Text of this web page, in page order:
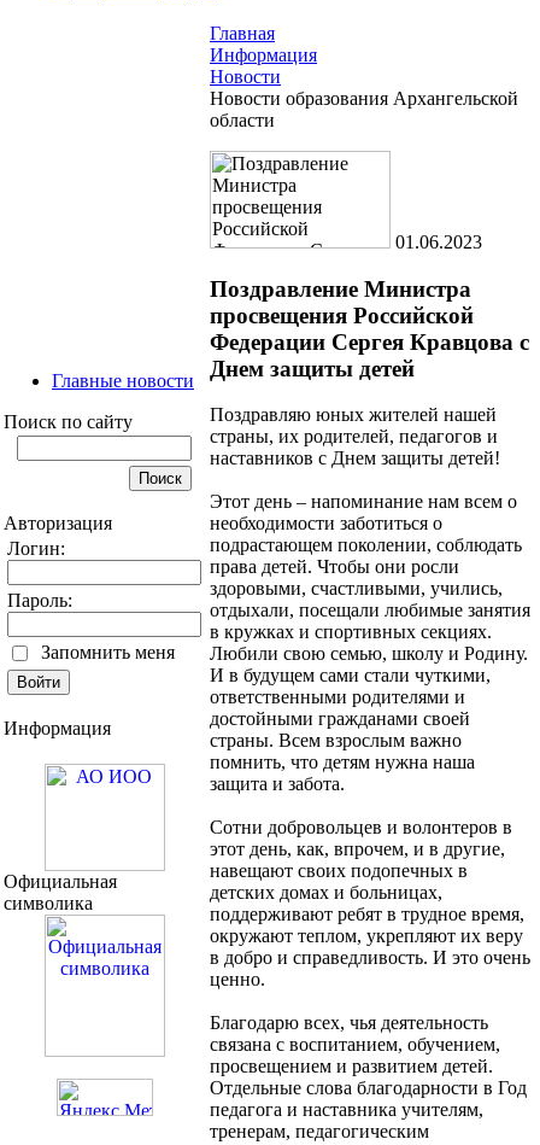
Главные новости
Поиск по сайту
Авторизация
Логин:
Пароль:
Запомнить меня
Информация
Официальная
символика
Главная
Информация
Новости
Новости образования Архангельской
области
01.06.2023
Поздравление Министра
просвещения Российской
Федерации Сергея Кравцова с
Днем защиты детей
Поздравляю юных жителей нашей
страны, их родителей, педагогов и
наставников с Днем защиты детей!
Этот день – напоминание нам всем о
необходимости заботиться о
подрастающем поколении, соблюдать
права детей. Чтобы они росли
здоровыми, счастливыми, учились,
отдыхали, посещали любимые занятия
в кружках и спортивных секциях.
Любили свою семью, школу и Родину.
И в будущем сами стали чуткими,
ответственными родителями и
достойными гражданами своей
страны. Всем взрослым важно
помнить, что детям нужна наша
защита и забота.
Сотни добровольцев и волонтеров в
этот день, как, впрочем, и в другие,
навещают своих подопечных в
детских домах и больницах,
поддерживают ребят в трудное время,
окружают теплом, укрепляют их веру
в добро и справедливость. И это очень
ценно.
Благодарю всех, чья деятельность
связана с воспитанием, обучением,
просвещением и развитием детей.
Отдельные слова благодарности в Год
педагога и наставника учителям,
тренерам, педагогическим